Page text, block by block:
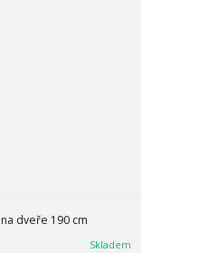
na dveře 190 cm
Skladem